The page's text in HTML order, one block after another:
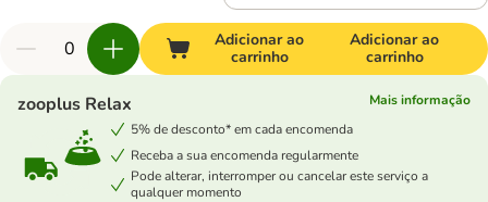
Adicionar ao
carrinho
Adicionar ao
carrinho
zooplus Relax
Mais informação
5% de desconto* em cada encomenda
Receba a sua encomenda regularmente
Pode alterar, interromper ou cancelar este serviço a
qualquer momento